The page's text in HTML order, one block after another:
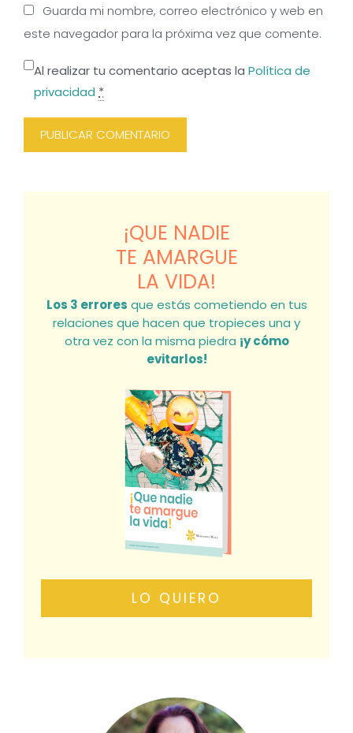
Guarda mi nombre, correo electrónico y web en
este navegador para la próxima vez que comente.
Al realizar tu comentario aceptas la Política de
privacidad *
¡QUE NADIE
TE AMARGUE
LA VIDA!
Los 3 errores que estás cometiendo en tus
relaciones que hacen que tropieces una y
otra vez con la misma piedra ¡y cómo
evitarlos!
LO QUIERO